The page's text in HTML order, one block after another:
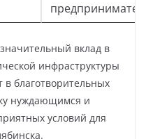
вклад в
инфраструктуры
в благотворительных
нуждающимся и
условий для